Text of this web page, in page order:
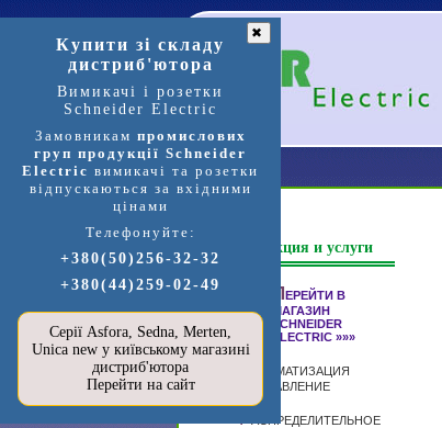
Продукция и услуги
ПЕРЕЙТИ В
МАГАЗИН
SCHNEIDER
ELECTRIC »»»
ВТОМАТИЗАЦИЯ
И УПРАВЛЕНИЕ
АСПРЕДЕЛИТЕЛЬНОЕ
Купити зі складу
дистриб'ютора
Вимикачі і розетки
Schneider Electric
Замовникам промислових
груп продукції Schneider
Electric вимикачі та розетки
відпускаються за вхідними
цінами
Телефонуйте:
+380(50)256-32-32
+380(44)259-02-49
Серії Asfora, Sedna, Merten,
Unica new у київському магазині
дистриб'ютора
Перейти на сайт
✖